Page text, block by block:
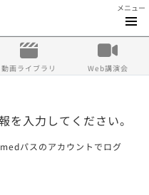
メニュー
動画ライブラリ Web講演会
を入力してください。
パスのアカウントでログ